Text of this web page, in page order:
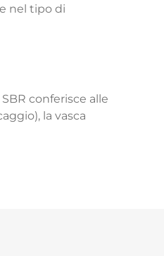
nel tipo di
conferisce alle
la vasca